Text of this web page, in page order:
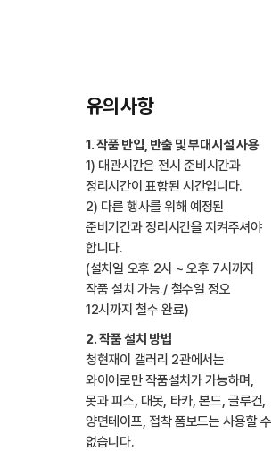
유의사항
1. 작품 반입, 반출 및 부대시설 사용
1) 대관시간은 전시 준비시간과
정리시간이 표함된 시간입니다.
2) 다른 행사를 위해 예정된
준비기간과 정리시간을 지켜주셔야
합니다.
(설치일 오후 2시 ~ 오후 7시까지
작품 설치 가능 / 철수일 정오
12시까지 철수 완료)
2. 작품 설치 방법
청현재이 갤러리 2관에서는
와이어로만 작품설치가 가능하며,
못과 피스, 대못, 타카, 본드, 글루건,
양면테이프, 접착 폼보드는 사용할 수
없습니다.